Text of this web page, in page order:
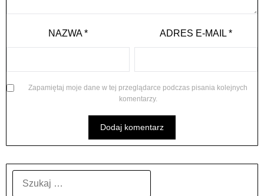
NAZWA* ADRES E-MAIL*
Zapamiętaj moje dane w tej przeglądarce podczas pisania kolejnych
komentarzy.